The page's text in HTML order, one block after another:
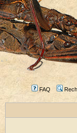
FAQ